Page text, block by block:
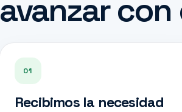
avanzar
01
Recibimos la necesidad